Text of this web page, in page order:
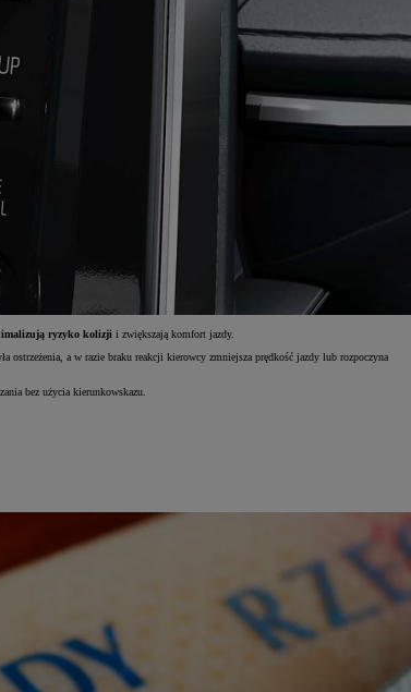
ryzyko kolizji i zwiększają komfort jazdy.
ostrzeżenia, a w razie braku reakcji kierowcy zmniejsza prędkość jazdy lub rozpoczyna
bez użycia kierunkowskazu.